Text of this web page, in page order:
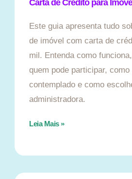
Carta de Crédito para
Este guia apresenta tudo
de imóvel com carta de
mil. Entenda como
quem pode participar, como
contemplado e como
administradora.
Leia Mais »